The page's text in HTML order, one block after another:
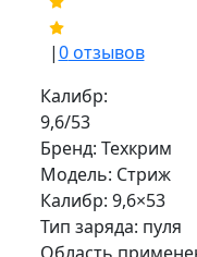
|0отзывов
Калибр:
9,6/53
Бренд: Техкрим
Модель: Стриж
Калибр: 9,6×53
Тип заряда: пуля